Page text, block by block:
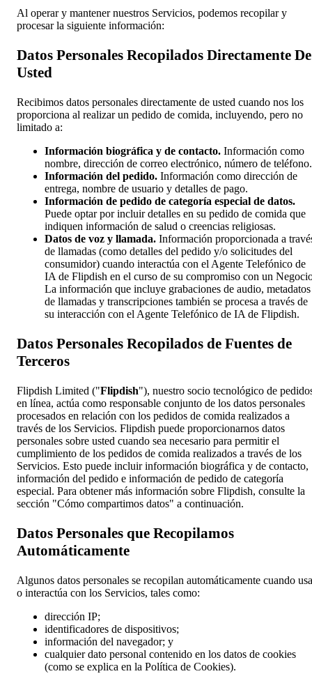
Al operar y mantener nuestros Servicios, podemos recopilar y
procesar la siguiente información:
Datos Personales Recopilados Directamente De
Usted
Recibimos datos personales directamente de usted cuando nos los
proporciona al realizar un pedido de comida, incluyendo, pero no
limitado a:
Información biográfica y de contacto. Información como
nombre, dirección de correo electrónico, número de teléfono.
Información del pedido. Información como dirección de
entrega, nombre de usuario y detalles de pago.
Información de pedido de categoría especial de datos.
Puede optar por incluir detalles en su pedido de comida que
indiquen información de salud o creencias religiosas.
Datos de voz y llamada. Información proporcionada a
de llamadas (como detalles del pedido y/o solicitudes del
consumidor) cuando interactúa con el Agente Telefónico de
IA de Flipdish en el curso de su compromiso con un
La información que incluye grabaciones de audio, metadatos
de llamadas y transcripciones también se procesa a través de
su interacción con el Agente Telefónico de IA de Flipdish.
Datos Personales Recopilados de Fuentes de
Terceros
Flipdish Limited ("Flipdish"), nuestro socio tecnológico de
en línea, actúa como responsable conjunto de los datos personales
procesados en relación con los pedidos de comida realizados a
través de los Servicios. Flipdish puede proporcionarnos datos
personales sobre usted cuando sea necesario para permitir el
cumplimiento de los pedidos de comida realizados a través de los
Servicios. Esto puede incluir información biográfica y de contacto,
información del pedido e información de pedido de categoría
especial. Para obtener más información sobre Flipdish, consulte la
sección "Cómo compartimos datos" a continuación.
Datos Personales que Recopilamos
Automáticamente
Algunos datos personales se recopilan automáticamente cuando usa
o interactúa con los Servicios, tales como:
dirección IP;
identificadores de dispositivos;
información del navegador; y
cualquier dato personal contenido en los datos de cookies
(como se explica en la Política de Cookies).